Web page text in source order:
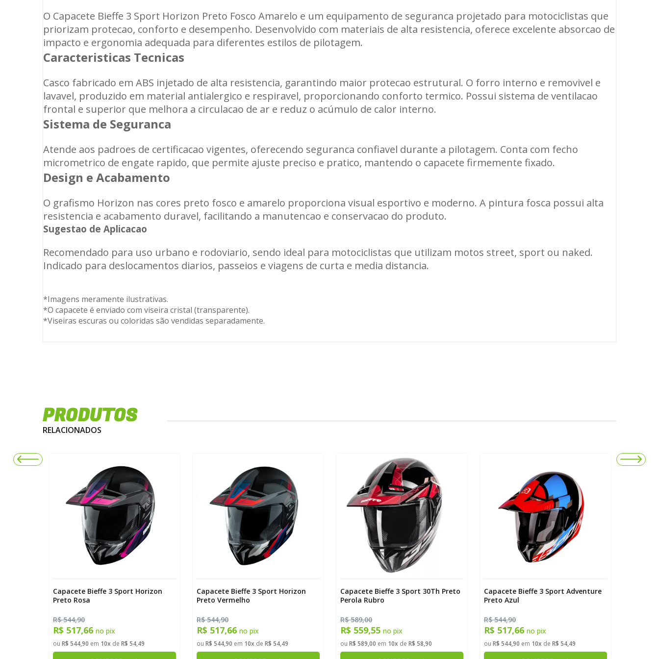
Carregando informações de estoque...
O Capacete Bieffe 3 Sport Horizon Preto Fosco Amarelo e um equipamento de seguranca projetado para motociclistas que
priorizam protecao, conforto e desempenho. Desenvolvido com materiais de alta resistencia, oferece excelente absorcao de
impacto e ergonomia adequada para diferentes estilos de pilotagem.
Caracteristicas Tecnicas
Casco fabricado em ABS injetado de alta resistencia, garantindo maior protecao estrutural. O forro interno e removivel e
lavavel, produzido em material antialergico e respiravel, proporcionando conforto termico. Possui sistema de ventilacao
frontal e superior que melhora a circulacao de ar e reduz o acúmulo de calor interno.
Sistema de Seguranca
Atende aos padroes de certificacao vigentes, oferecendo seguranca confiavel durante a pilotagem. Conta com fecho
micrometrico de engate rapido, que permite ajuste preciso e pratico, mantendo o capacete firmemente fixado.
Design e Acabamento
O grafismo Horizon nas cores preto fosco e amarelo proporciona visual esportivo e moderno. A pintura fosca possui alta
resistencia e acabamento duravel, facilitando a manutencao e conservacao do produto.
Sugestao de Aplicacao
Recomendado para uso urbano e rodoviario, sendo ideal para motociclistas que utilizam motos street, sport ou naked.
Indicado para deslocamentos diarios, passeios e viagens de curta e media distancia.
*Imagens meramente ilustrativas.
*O capacete é enviado com viseira cristal (transparente).
*Viseiras escuras ou coloridas são vendidas separadamente.
PRODUTOS
RELACIONADOS
Capacete Bieffe 3 Sport Horizon
Preto Rosa
R$ 544,90
R$ 517,66 no pix
ou R$ 544,90 em 10xde R$ 54,49
Capacete Bieffe 3 Sport Horizon
Preto Vermelho
R$ 544,90
R$ 517,66 no pix
ou R$ 544,90 em 10xde R$ 54,49
Capacete Bieffe 3 Sport 30Th Preto
Perola Rubro
R$ 589,00
R$ 559,55 no pix
ou R$ 589,00 em 10xde R$ 58,90
Capacete Bieffe 3 Sport Adventure
Preto Azul
R$ 544,90
R$ 517,66 no pix
ou R$ 544,90 em 10xde R$ 54,49